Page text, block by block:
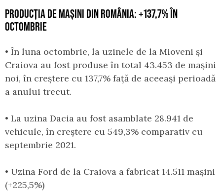
PRODUCȚIA DE MAȘINI DIN ROMÂNIA: +137,7% ÎN
OCTOMBRIE
• În luna octombrie, la uzinele de la Mioveni și
Craiova au fost produse în total 43.453 de mașini
noi, în creștere cu 137,7% față de aceeași perioadă
a anului trecut.
• La uzina Dacia au fost asamblate 28.941 de
vehicule, în creștere cu 549,3% comparativ cu
septembrie 2021.
• Uzina Ford de la Craiova a fabricat 14.511 mașini
(+225,5%)